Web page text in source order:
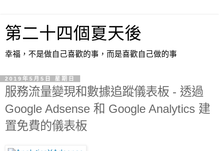
第二十四個夏天後
幸福，不是做自己喜歡的事，而是喜歡自己做的事
2019年5月5日 星期日
服務流量變現和數據追蹤儀表板 - 透過
Google Adsense 和 Google Analytics 建
置免費的儀表板